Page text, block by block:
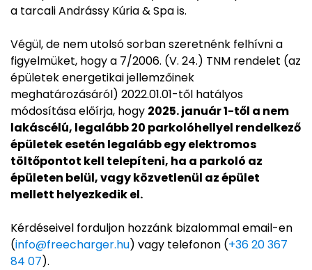
a tarcali Andrássy Kúria & Spa is.
Végül, de nem utolsó sorban szeretnénk felhívni a
figyelmüket, hogy a 7/2006. (V. 24.) TNM rendelet (az
épületek energetikai jellemzőinek
meghatározásáról) 2022.01.01-től hatályos
módosítása előírja, hogy 2025. január 1-től a nem
lakáscélú, legalább 20 parkolóhellyel rendelkező
épületek esetén legalább egy elektromos
töltőpontot kell telepíteni, ha a parkoló az
épületen belül, vagy közvetlenül az épület
mellett helyezkedik el.
Kérdéseivel forduljon hozzánk bizalommal email-en
(info@freecharger.hu) vagy telefonon (+36 20 367
84 07).